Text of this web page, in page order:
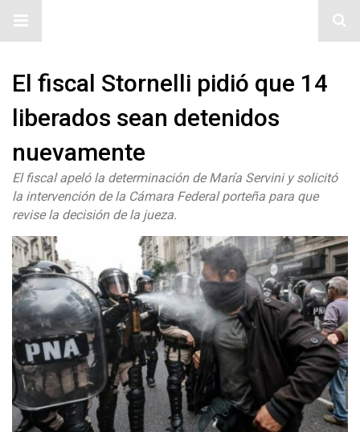
El fiscal Stornelli pidió que 14
liberados sean detenidos
nuevamente
El fiscal apeló la determinación de María Servini y solicitó
la intervención de la Cámara Federal porteña para que
revise la decisión de la jueza.